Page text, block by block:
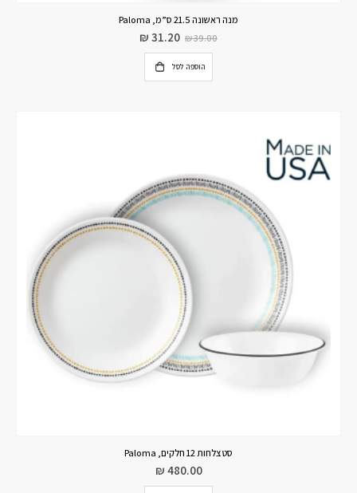
מנה ראשונה 21.5 ס”מ, Paloma
₪39.00
₪ 31.20
הוספה לסל
סט צלחות 12 חלקים, Paloma
₪ 480.00